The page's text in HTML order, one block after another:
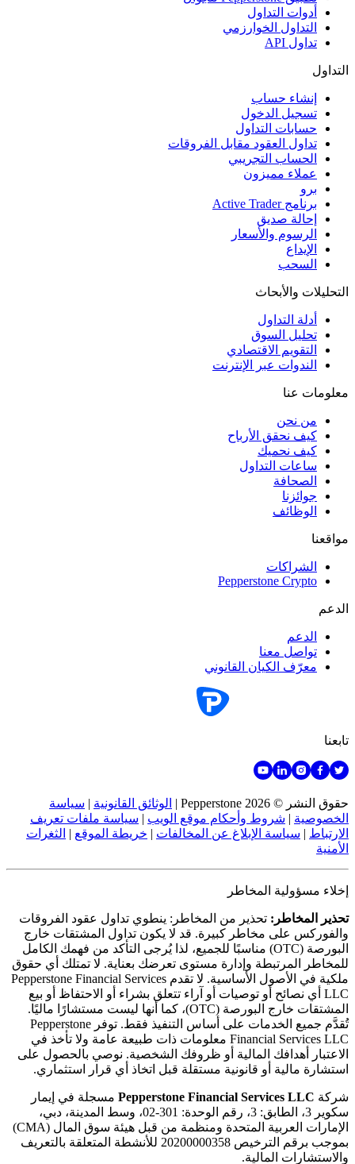
أدوات التداول
التداول الخوارزمي
تداول API
التداول
إنشاء حساب
تسجيل الدخول
حسابات التداول
تداول العقود مقابل الفروقات
الحساب التجريبي
عملاء مميزون
برو
برنامج Active Trader
إحالة صديق
الرسوم والأسعار
الإيداع
السحب
التحليلات والأبحاث
أدلة التداول
تحليل السوق
التقويم الاقتصادي
الندوات عبر الإنترنت
معلومات عنا
من نحن
كيف نحقق الأرباح
كيف نحميك
ساعات التداول
الصحافة
جوائزنا
الوظائف
مواقعنا
الشراكات
Pepperstone Crypto
الدعم
الدعم
تواصل معنا
معرّف الكيان القانوني
تابعنا
حقوق النشر © 2026 Pepperstone | الوثائق القانونية | سياسة
الخصوصية | شروط وأحكام موقع الويب | سياسة ملفات تعريف
الارتباط | سياسة الإبلاغ عن المخالفات | خريطة الموقع | الثغرات
الأمنية
إخلاء مسؤولية المخاطر
تحذير المخاطر: تحذير من المخاطر: ينطوي تداول عقود الفروقات
والفوركس على مخاطر كبيرة. قد لا يكون تداول المشتقات خارج
البورصة (OTC) مناسبًا للجميع، لذا يُرجى التأكد من فهمك الكامل
للمخاطر المرتبطة وإدارة مستوى تعرضك بعناية. لا تمتلك أي حقوق
ملكية في الأصول الأساسية. لا تقدم Pepperstone Financial Services
LLC أي نصائح أو توصيات أو آراء تتعلق بشراء أو الاحتفاظ أو بيع
المشتقات خارج البورصة (OTC)، كما أنها ليست مستشارًا ماليًا.
تُقدَّم جميع الخدمات على أساس التنفيذ فقط. توفر Pepperstone
Financial Services LLC معلومات ذات طبيعة عامة ولا تأخذ في
الاعتبار أهدافك المالية أو ظروفك الشخصية. نوصي بالحصول على
استشارة مالية أو قانونية مستقلة قبل اتخاذ أي قرار استثماري.
شركة Pepperstone Financial Services LLC مسجلة في إيمار
سكوير 3، الطابق: 3، رقم الوحدة: 301-02، وسط المدينة، دبي،
الإمارات العربية المتحدة ومنظمة من قبل هيئة سوق المال (CMA)
بموجب برقم الترخيص 20200000358 للأنشطة المتعلقة بالتعريف
والاستشارات المالية.